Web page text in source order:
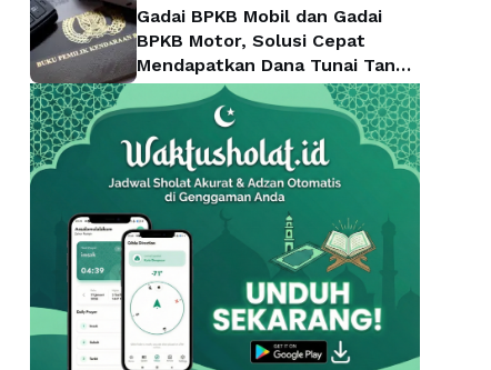
Gadai BPKB Mobil dan Gadai
BPKB Motor, Solusi Cepat
Mendapatkan Dana Tunai Tanpa
Kehilangan Kendaraan